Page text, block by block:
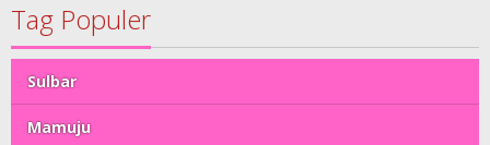
Tag Populer
Sulbar
Mamuju